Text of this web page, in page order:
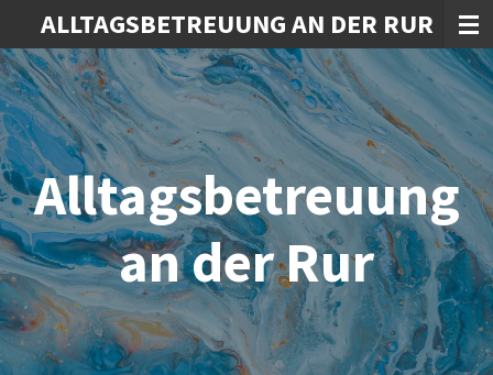
Zum
Hauptinhalt
springen
ALLTAGSBETREUUNG AN DER RUR
Alltagsbetreuung
an der Rur